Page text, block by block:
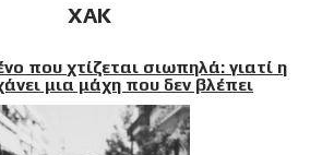
XAK
που χτίζεται σιωπηλά: γιατί η
μια μάχη που δεν βλέπει